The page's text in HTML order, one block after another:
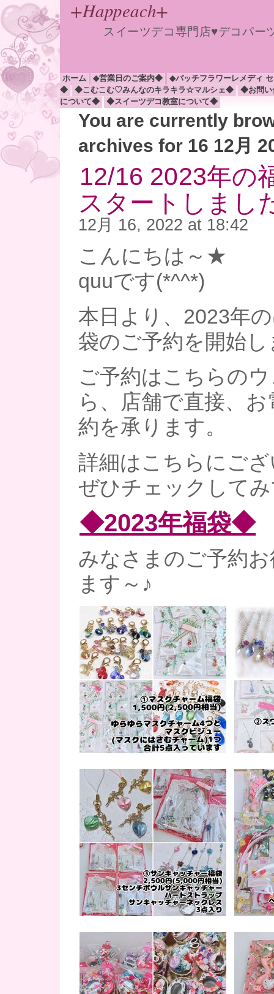
+Happeach+
スイーツデコ専門店♥デコパ
ホーム ◆営業日のご案内◆
◆バッチフラワーレメディ
◆
◆こむこむ♡みんなのキラキラ☆マルシェ◆
◆お問
について◆
◆スイーツデコ教室について◆
You are currently
archives for 16 12月
12/16 2023年の
スタートしまし
12月 16, 2022 at 18:42
こんにちは～★
quuです(*^^*)
本日より、2023年
袋のご予約を開始し
ご予約はこちらの
ら、店舗で直接、
約を承ります。
詳細はこちらにご
ぜひチェックして
◆2023年福袋◆
みなさまのご予約
ます～♪